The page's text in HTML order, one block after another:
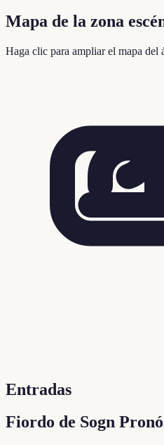
Mapa de la zona
Haga clic para ampliar el mapa del
Entradas
Fiordo de Sogn